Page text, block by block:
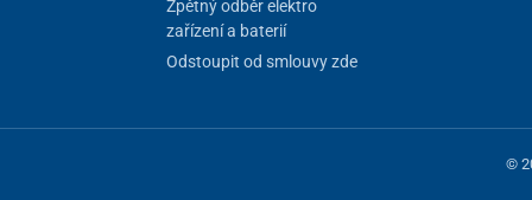
Zpětný odběr elektro
zařízení a baterií
Odstoupit od smlouvy zde
©